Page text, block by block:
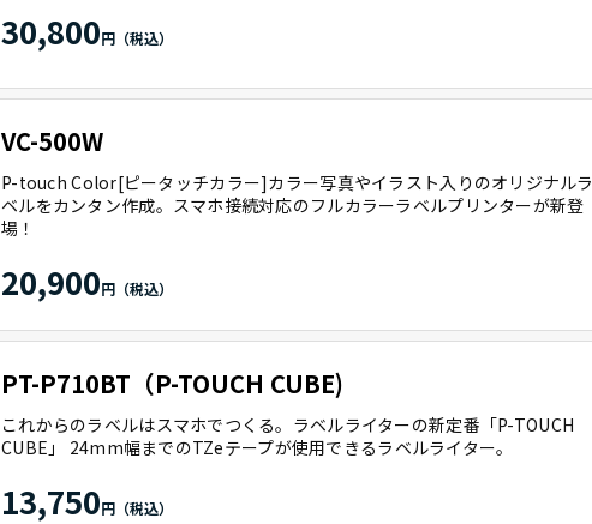
30,800
VC-500W
P-touch Color[ピータッチカラー]カラー写真やイラスト入りのオリジナルラ
ベルをカンタン作成。スマホ接続対応のフルカラーラベルプリンターが新登
場！
20,900
PT-P710BT（P-TOUCH CUBE)
これからのラベルはスマホでつくる。ラベルライターの新定番「P-TOUCH
CUBE」 24mm幅までのTZeテープが使用できるラベルライター。
13,750